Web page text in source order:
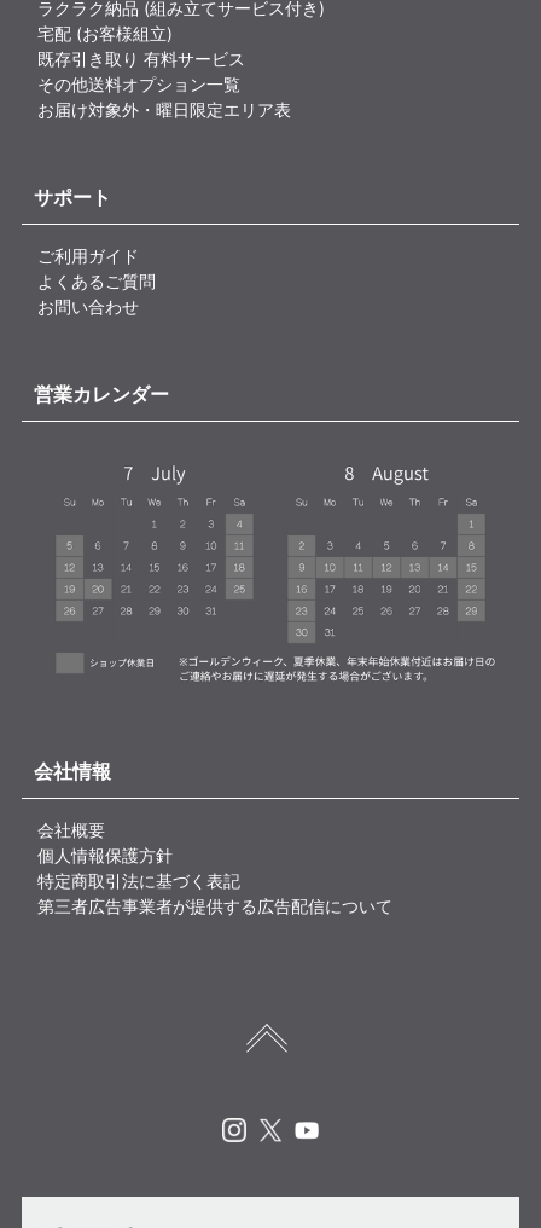
ラクラク納品 (組み立てサービス付き)
宅配 (お客様組立)
既存引き取り 有料サービス
その他送料オプション一覧
お届け対象外・曜日限定エリア表
サポート
ご利用ガイド
よくあるご質問
お問い合わせ
営業カレンダー
会社情報
会社概要
個人情報保護方針
特定商取引法に基づく表記
第三者広告事業者が提供する広告配信について